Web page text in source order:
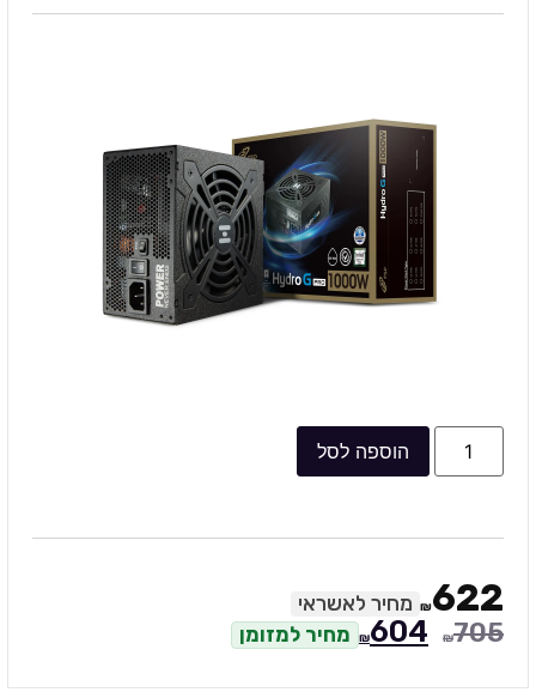
הוספה לסל
₪622 מחיר לאשראי
₪705
₪604 מחיר למזומן